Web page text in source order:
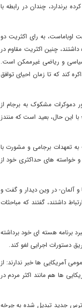
برندارد، چندان در رابطه با
توسط دولت اوباماست، به رای اکثریت دو
چنین اکثریت مقاوم در
و ریاضی غیرممکن است.
کند که تا زمان احیای توافق
دموکرات مشکوک به برجام از
در سنا 50-50 به رای موافق منندز نیاز دارد؛ با این حال، بعید است که منندز
به تعهدات برجامی و مشورت با
و خواسته های حداکثری خود از
و آلمان- در وین دیدار و گفت و
داشتند، گفتند که مباحثات
برنامه هسته ای خود برداشته
دستورات اجرایی لغو کند.
آمریکایی ها خبر ندارند: از
ها هم مانند اکثر مردم در
جدید تبدیل شده به چرخه